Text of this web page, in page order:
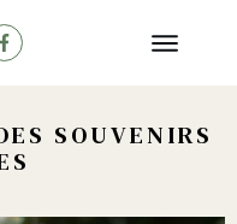
SOUVENIRS